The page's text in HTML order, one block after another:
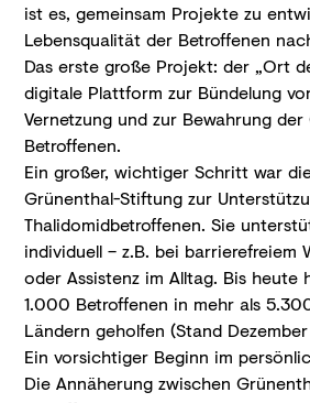
ist es, gemeinsam Projekte zu
Lebensqualität der Betroffenen
Das erste große Projekt: der „Ort
digitale Plattform zur Bündelung
Vernetzung und zur Bewahrung
Betroffenen.
Ein großer, wichtiger Schritt war
Grünenthal-Stiftung zur
Thalidomidbetroffenen. Sie
individuell – z.B. bei barrierefreiem
oder Assistenz im Alltag. Bis heute
1.000 Betroffenen in mehr als
Ländern geholfen (Stand
Ein vorsichtiger Beginn im
Die Annäherung zwischen